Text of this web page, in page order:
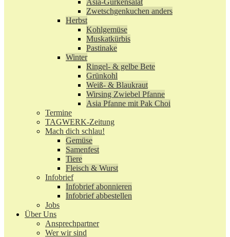
Asia-Gurkensalat
Zwetschgenkuchen anders
Herbst
Kohlgemüse
Muskatkürbis
Pastinake
Winter
Ringel- & gelbe Bete
Grünkohl
Weiß- & Blaukraut
Wirsing Zwiebel Pfanne
Asia Pfanne mit Pak Choi
Termine
TAGWERK-Zeitung
Mach dich schlau!
Gemüse
Samenfest
Tiere
Fleisch & Wurst
Infobrief
Infobrief abonnieren
Infobrief abbestellen
Jobs
Über Uns
Ansprechpartner
Wer wir sind